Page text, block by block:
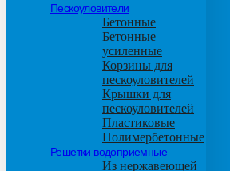
Пескоуловители
Бетонные
Бетонные
усиленные
Корзины для
пескоуловителей
Крышки для
пескоуловителей
Пластиковые
Полимербетонные
Решетки водоприемные
Из нержавеющей